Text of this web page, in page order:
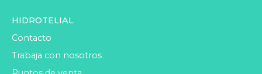
HIDROTELIAL
Contacto
Trabaja con nosotros